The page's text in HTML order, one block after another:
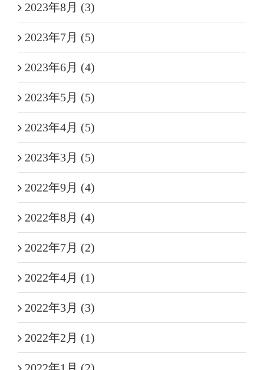
2023年8月 (3)
2023年7月 (5)
2023年6月 (4)
2023年5月 (5)
2023年4月 (5)
2023年3月 (5)
2022年9月 (4)
2022年8月 (4)
2022年7月 (2)
2022年4月 (1)
2022年3月 (3)
2022年2月 (1)